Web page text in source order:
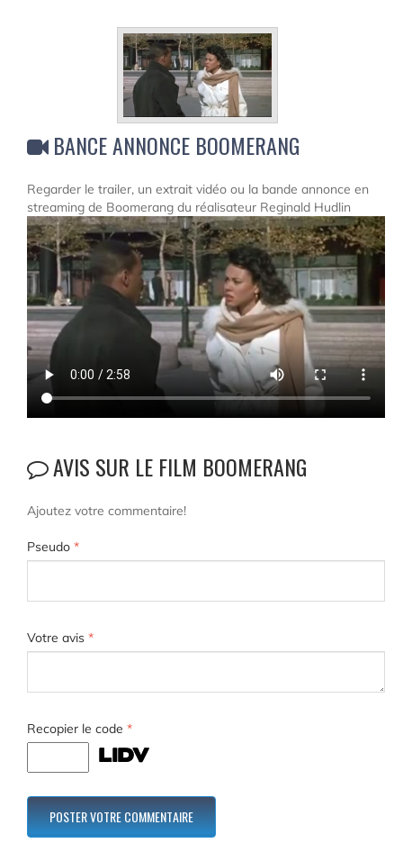
BANCE ANNONCE BOOMERANG
Regarder le trailer, un extrait vidéo ou la bande annonce en
streaming de Boomerang du réalisateur Reginald Hudlin
AVIS SUR LE FILM BOOMERANG
Ajoutez votre commentaire!
Pseudo *
Votre avis *
Recopier le code *